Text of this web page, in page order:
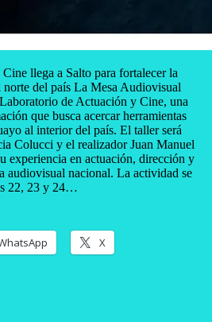
llega a Salto para fortalecer la
del país La Mesa Audiovisual
de Actuación y Cine, una
que busca acercar herramientas
al interior del país. El taller será
Colucci y el realizador Juan Manuel
experiencia en actuación, dirección y
audiovisual nacional. La actividad se
22, 23 y 24…
X